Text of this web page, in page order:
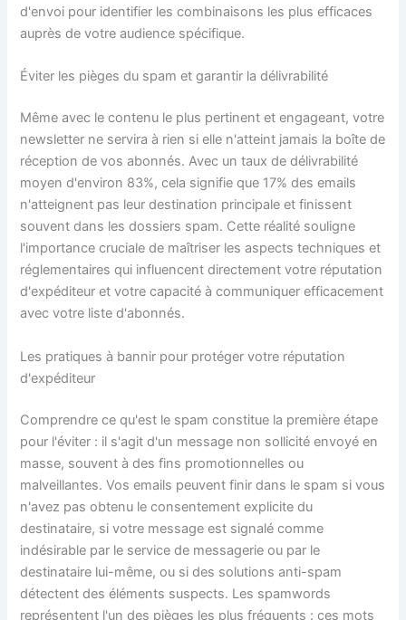
d'envoi pour identifier les combinaisons les plus efficaces
auprès de votre audience spécifique.
Éviter les pièges du spam et garantir la délivrabilité
Même avec le contenu le plus pertinent et engageant, votre
newsletter ne servira à rien si elle n'atteint jamais la boîte de
réception de vos abonnés. Avec un taux de délivrabilité
moyen d'environ 83%, cela signifie que 17% des emails
n'atteignent pas leur destination principale et finissent
souvent dans les dossiers spam. Cette réalité souligne
l'importance cruciale de maîtriser les aspects techniques et
réglementaires qui influencent directement votre réputation
d'expéditeur et votre capacité à communiquer efficacement
avec votre liste d'abonnés.
Les pratiques à bannir pour protéger votre réputation
d'expéditeur
Comprendre ce qu'est le spam constitue la première étape
pour l'éviter : il s'agit d'un message non sollicité envoyé en
masse, souvent à des fins promotionnelles ou
malveillantes. Vos emails peuvent finir dans le spam si vous
n'avez pas obtenu le consentement explicite du
destinataire, si votre message est signalé comme
indésirable par le service de messagerie ou par le
destinataire lui-même, ou si des solutions anti-spam
détectent des éléments suspects. Les spamwords
représentent l'un des pièges les plus fréquents : ces mots